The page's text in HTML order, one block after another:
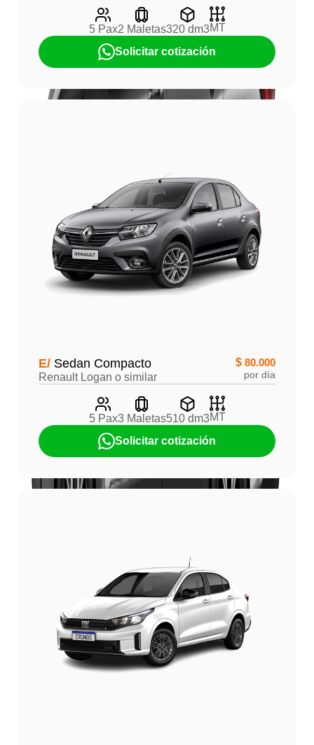
5 Pax2 Maletas320 dm3MT
Solicitar cotización
E/ Sedan Compacto
Renault Logan o similar
$ 80.000
por día
5 Pax3 Maletas510 dm3MT
Solicitar cotización